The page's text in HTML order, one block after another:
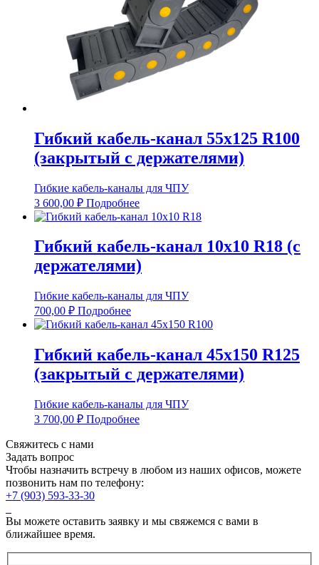
Гибкий кабель-канал 55х125 R100
(закрытый с держателями)
Гибкие кабель-каналы для ЧПУ
3 600,00 ₽ Подробнее
Гибкий кабель-канал 10х10 R18 (с
держателями)
Гибкие кабель-каналы для ЧПУ
700,00 ₽ Подробнее
Гибкий кабель-канал 45х150 R125
(закрытый с держателями)
Гибкие кабель-каналы для ЧПУ
3 700,00 ₽ Подробнее
Свяжитесь с нами
Задать вопрос
Чтобы назначить встречу в любом из наших офисов, можете
позвонить нам по телефону:
+7 (903) 593-33-30
Вы можете оставить заявку и мы свяжемся с вами в
ближайшее время.